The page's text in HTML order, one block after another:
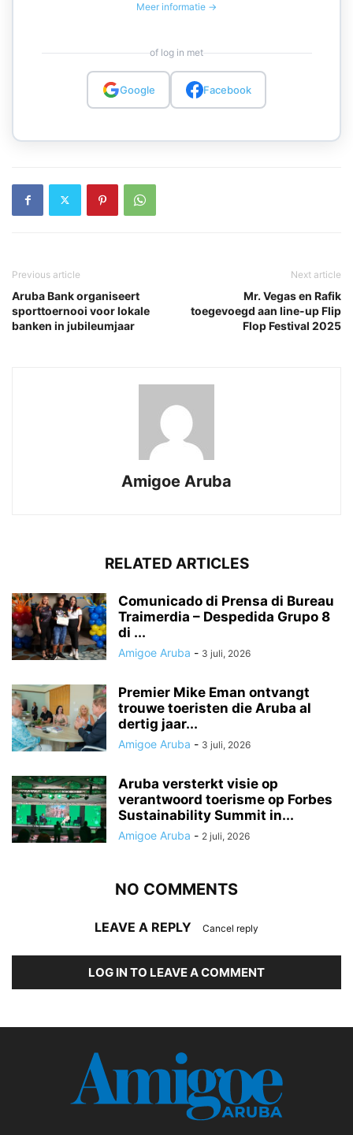
Meer informatie →
of log in met
Google Facebook
Previous article
Aruba Bank organiseert
sporttoernooi voor lokale
banken in jubileumjaar
Next article
Mr. Vegas en Rafik
toegevoegd aan line-up Flip
Flop Festival 2025
Amigoe Aruba
RELATED ARTICLES
Comunicado di Prensa di Bureau
Traimerdia – Despedida Grupo 8
di ...
Amigoe Aruba - 3 juli, 2026
Premier Mike Eman ontvangt
trouwe toeristen die Aruba al
dertig jaar...
Amigoe Aruba - 3 juli, 2026
Aruba versterkt visie op
verantwoord toerisme op Forbes
Sustainability Summit in...
Amigoe Aruba - 2 juli, 2026
NO COMMENTS
LEAVE A REPLY Cancel reply
LOG IN TO LEAVE A COMMENT